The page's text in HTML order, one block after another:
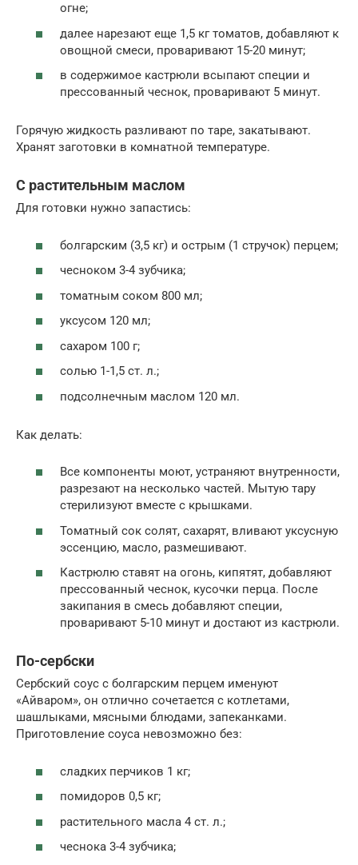
огне;
далее нарезают еще 1,5 кг томатов, добавляют к
овощной смеси, проваривают 15-20 минут;
в содержимое кастрюли всыпают специи и
прессованный чеснок, проваривают 5 минут.
Горячую жидкость разливают по таре, закатывают.
Хранят заготовки в комнатной температуре.
С растительным маслом
Для готовки нужно запастись:
болгарским (3,5 кг) и острым (1 стручок) перцем;
чесноком 3-4 зубчика;
томатным соком 800 мл;
уксусом 120 мл;
сахаром 100 г;
солью 1-1,5 ст. л.;
подсолнечным маслом 120 мл.
Как делать:
Все компоненты моют, устраняют внутренности,
разрезают на несколько частей. Мытую тару
стерилизуют вместе с крышками.
Томатный сок солят, сахарят, вливают уксусную
эссенцию, масло, размешивают.
Кастрюлю ставят на огонь, кипятят, добавляют
прессованный чеснок, кусочки перца. После
закипания в смесь добавляют специи,
проваривают 5-10 минут и достают из кастрюли.
По-сербски
Сербский соус с болгарским перцем именуют
«Айваром», он отлично сочетается с котлетами,
шашлыками, мясными блюдами, запеканками.
Приготовление соуса невозможно без:
сладких перчиков 1 кг;
помидоров 0,5 кг;
растительного масла 4 ст. л.;
чеснока 3-4 зубчика;